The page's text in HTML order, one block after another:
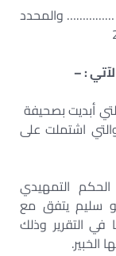
…………… والمحدد
: –
أبديت بصحيفة
اشتملت على
التمهيدي
سليم يتفق مع
التقرير وذلك
الخبير.